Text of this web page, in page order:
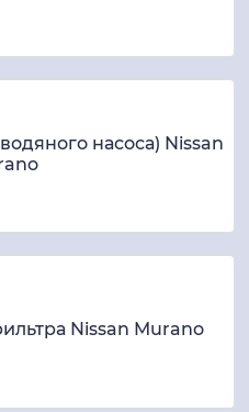
насоса) Nissan
Nissan Murano